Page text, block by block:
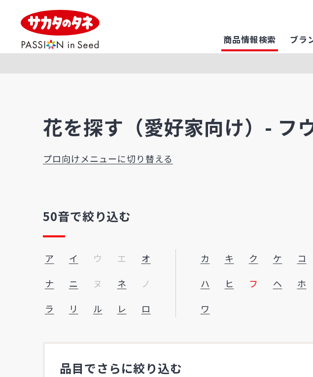
商品情報検索 ブラ
花を探す（愛好家向け）- フ
プロ向けメニューに切り替える
50音で絞り込む
ア イ ウ エ オ カ キ ク ケ コ
ナ
ニ ヌ ネ ノ ハ ヒ フ ヘ ホ
ラ
リ ル レ ロ ワ
品目でさらに絞り込む